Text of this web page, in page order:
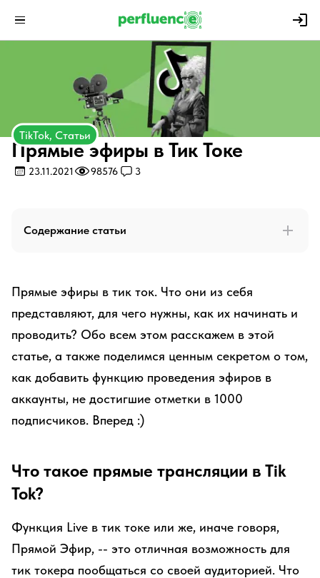
TikTok, Статьи
Прямые эфиры в Тик Токе
23.11.2021 98576 3
Содержание статьи
Прямые эфиры в тик ток. Что они из себя
представляют, для чего нужны, как их начинать и
проводить? Обо всем этом расскажем в этой
статье, а также поделимся ценным секретом о том,
как добавить функцию проведения эфиров в
аккаунты, не достигшие отметки в 1000
подписчиков. Вперед :)
Что такое прямые трансляции в Tik
Tok?
Функция Live в тик токе или же, иначе говоря,
Прямой Эфир, -- это отличная возможность для
тик токера пообщаться со своей аудиторией. Что